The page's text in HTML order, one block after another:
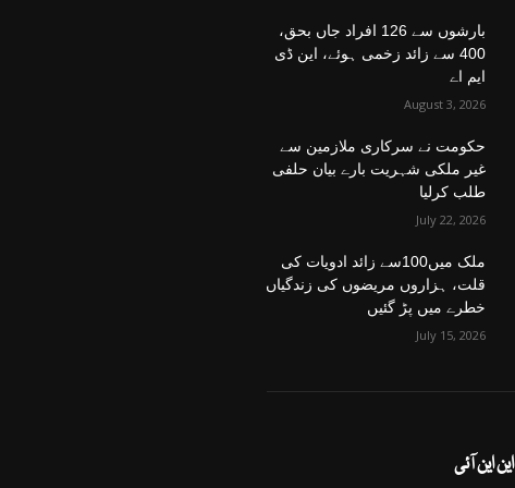
بارشوں سے 126 افراد جاں بحق،
400 سے زائد زخمی ہوئے، این ڈی
ایم اے
August 3, 2026
حکومت نے سرکاری ملازمین سے
غیر ملکی شہریت بارے بیان حلفی
طلب کرلیا
July 22, 2026
ملک میں100سے زائد ادویات کی
قلت، ہزاروں مریضوں کی زندگیاں
خطرے میں پڑ گئیں
July 15, 2026
این این آئی